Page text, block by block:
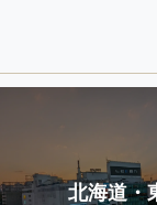
北海道・